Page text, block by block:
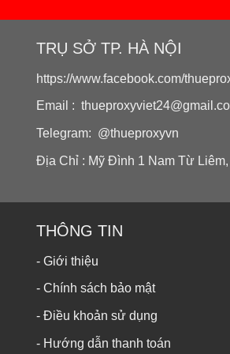
TRỤ SỞ TP. HÀ NỘI
https://www.facebook.com/
Email :
Telegram: @thueproxyvn
Địa Chỉ : Mỹ Đình 1 Nam Từ
THÔNG TIN
- Giới thiệu
- Chính sách bảo mật
- Điều khoản sử dụng
- Hướng dẫn thanh toán